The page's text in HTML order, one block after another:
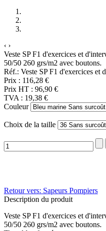
‹ ›
Veste SP F1 d'exercices et
50/50 260 grs/m2 avec boutons.
Réf.: Veste SP F1 d'exercices et
Prix : 116,28 €
Prix HT : 96,90 €
TVA : 19,38 €
Couleur
Choix de la taille
Retour vers: Sapeurs Pompiers
Description du produit
Veste SP F1 d'exercices et
50/50 260 grs/m2 avec boutons.